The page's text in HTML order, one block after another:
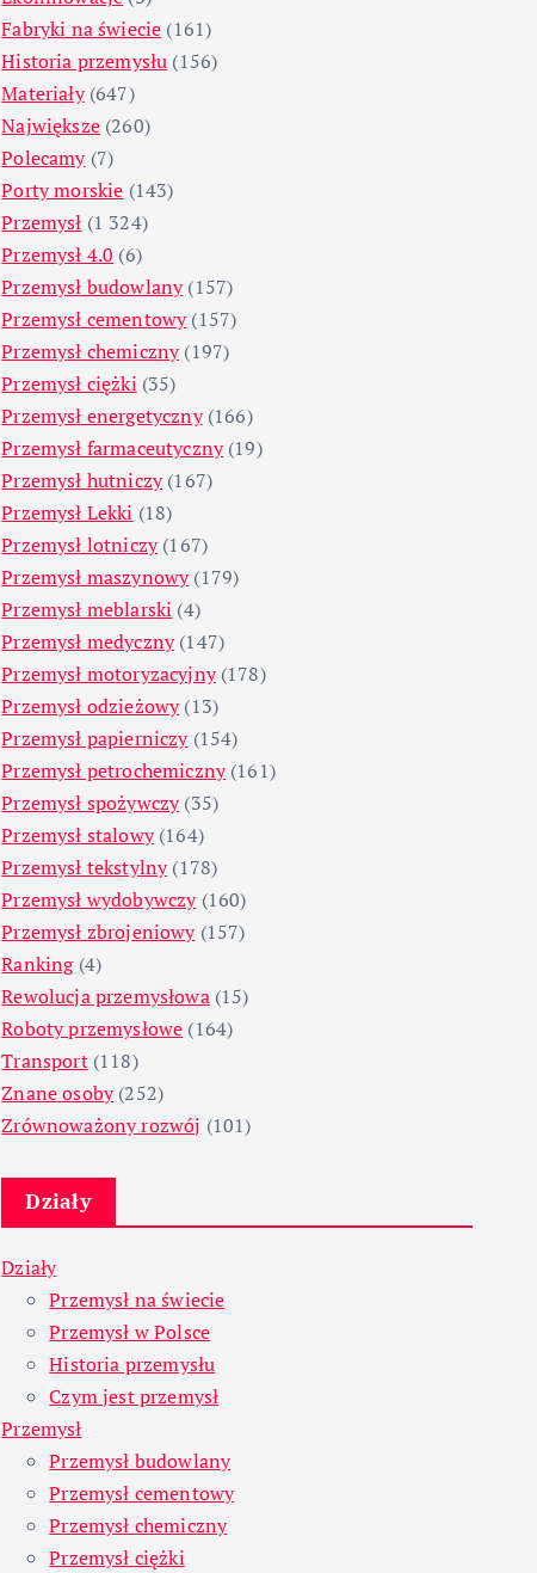
Fabryki na świecie (161)
Historia przemysłu (156)
Materiały(647)
Największe(260)
Polecamy(7)
Porty morskie (143)
Przemysł (1 324)
Przemysł 4.0 (6)
Przemysł budowlany(157)
Przemysł cementowy(157)
Przemysł chemiczny(197)
Przemysł ciężki (35)
Przemysł energetyczny(166)
Przemysł farmaceutyczny(19)
Przemysł hutniczy(167)
Przemysł Lekki (18)
Przemysł lotniczy(167)
Przemysł maszynowy(179)
Przemysł meblarski (4)
Przemysł medyczny(147)
Przemysł motoryzacyjny(178)
Przemysł odzieżowy(13)
Przemysł papierniczy(154)
Przemysł petrochemiczny(161)
Przemysł spożywczy(35)
Przemysł stalowy(164)
Przemysł tekstylny(178)
Przemysł wydobywczy(160)
Przemysł zbrojeniowy(157)
Ranking(4)
Rewolucja przemysłowa(15)
Roboty przemysłowe (164)
Transport(118)
Znane osoby(252)
Zrównoważony rozwój (101)
Działy
Działy
Przemysł na świecie
Przemysł w Polsce
Historia przemysłu
Czym jest przemysł
Przemysł
Przemysł budowlany
Przemysł cementowy
Przemysł chemiczny
Przemysł ciężki